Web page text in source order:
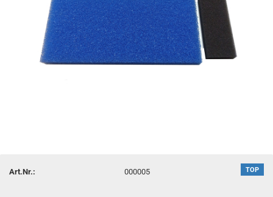
TOP
Art.Nr.: 000005